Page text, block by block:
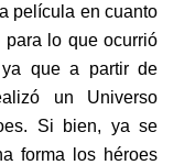
película en cuanto
para lo que ocurrió
que a partir de
un Universo
Si bien, ya se
forma los héroes